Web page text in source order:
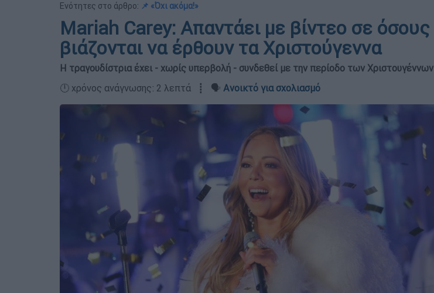
Ενότητες στο άρθρο: 📌 «Όχι ακόμα!»
Mariah Carey: Απαντάει με βίντεο σε όσους
βιάζονται να έρθουν τα Χριστούγεννα
Η τραγουδίστρια έχει - χωρίς υπερβολή - συνδεθεί με την περίοδο των Χριστουγέννων
🕛 χρόνος ανάγνωσης: 2 λεπτά ┋ 🗣️ Ανοικτό για σχολιασμό